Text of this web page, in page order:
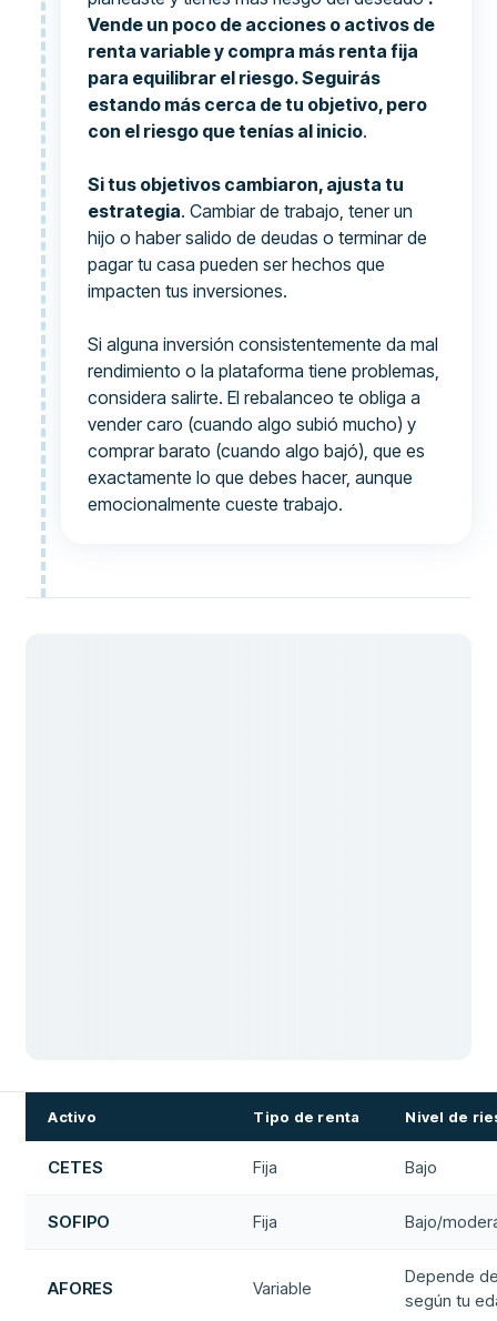
Vende un poco de acciones o activos de
renta variable y compra más renta fija
para equilibrar el riesgo. Seguirás
estando más cerca de tu objetivo, pero
con el riesgo que tenías al inicio.
Si tus objetivos cambiaron, ajusta tu
estrategia. Cambiar de trabajo, tener un
hijo o haber salido de deudas o terminar de
pagar tu casa pueden ser hechos que
impacten tus inversiones.
Si alguna inversión consistentemente da mal
rendimiento o la plataforma tiene problemas,
considera salirte. El rebalanceo te obliga a
vender caro (cuando algo subió mucho) y
comprar barato (cuando algo bajó), que es
exactamente lo que debes hacer, aunque
emocionalmente cueste trabajo.
Activo Tipo de renta Nivel de
CETES Fija Bajo
SOFIPO Fija Bajo/
AFORES Variable
Depende
según tu